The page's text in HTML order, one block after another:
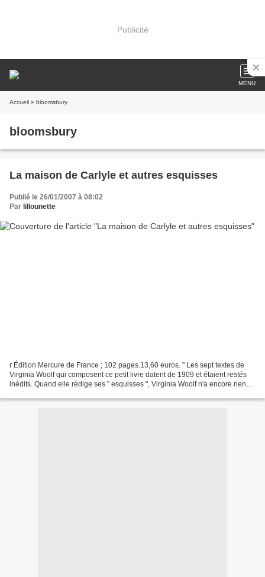
Publicité
MENU
Accueil » bloomsbury
bloomsbury
La maison de Carlyle et autres esquisses
Publié le 26/01/2007 à 08:02
Par lillounette
r Édition Mercure de France ; 102 pages.13,60 euros. " Les sept textes de
Virginia Woolf qui composent ce petit livre datent de 1909 et étaient restés
inédits. Quand elle rédige ses " esquisses ", Virginia Woolf n'a encore rien